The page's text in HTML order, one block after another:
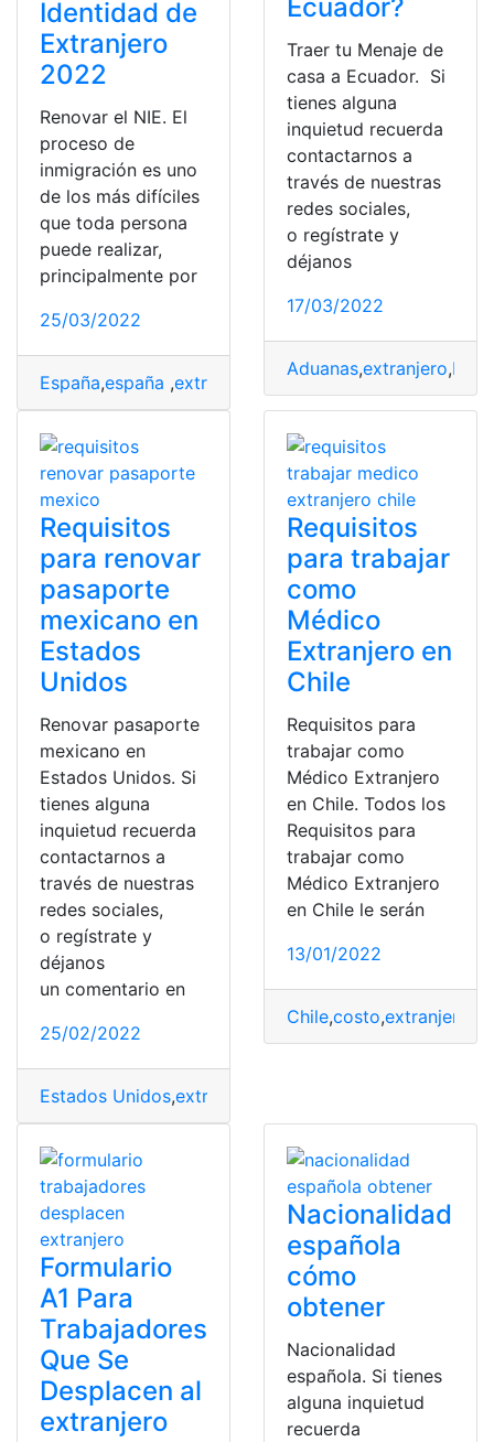
Identidad de
Extranjero
2022
Renovar el NIE. El
proceso de
inmigración es uno
de los más difíciles
que toda persona
puede realizar,
principalmente por
25/03/2022
España,españa ,extranjero Extranjeros , Inmigración
Ecuador?
Traer tu Menaje de
casa a Ecuador. Si
tienes alguna
inquietud recuerda
contactarnos a
través de nuestras
redes sociales,
o regístrate y
déjanos
17/03/2022
Aduanas,extranjero,
Requisitos
para renovar
pasaporte
mexicano en
Estados
Unidos
Renovar pasaporte
mexicano en
Estados Unidos. Si
tienes alguna
inquietud recuerda
contactarnos a
través de nuestras
redes sociales,
o regístrate y
déjanos
un comentario en
25/02/2022
Estados Unidos,extranjero
Requisitos
para trabajar
como
Médico
Extranjero en
Chile
Requisitos para
trabajar como
Médico Extranjero
en Chile. Todos los
Requisitos para
trabajar como
Médico Extranjero
en Chile le serán
13/01/2022
Chile,costo,extranjero
Formulario
A1 Para
Trabajadores
Que Se
Desplacen al
extranjero
Nacionalidad
española
cómo
obtener
Nacionalidad
española. Si tienes
alguna inquietud
recuerda